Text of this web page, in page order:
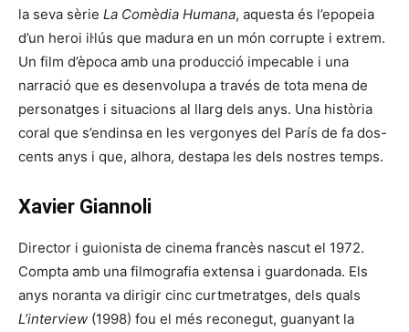
la seva sèrie La Comèdia Humana, aquesta és l’epopeia
d’un heroi il·lús que madura en un món corrupte i extrem.
Un film d’època amb una producció impecable i una
narració que es desenvolupa a través de tota mena de
personatges i situacions al llarg dels anys. Una història
coral que s’endinsa en les vergonyes del París de fa dos-
cents anys i que, alhora, destapa les dels nostres temps.
Xavier Giannoli
Director i guionista de cinema francès nascut el 1972.
Compta amb una filmografia extensa i guardonada. Els
anys noranta va dirigir cinc curtmetratges, dels quals
L’interview (1998) fou el més reconegut, guanyant la